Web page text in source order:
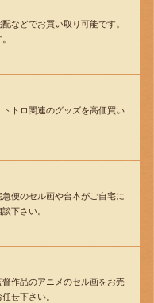
などでお買い取り可能です。
トロ関連のグッズを高価買い
便のセル画や台本がご自宅に
下さい。
作品のアニメのセル画をお売
せ下さい。